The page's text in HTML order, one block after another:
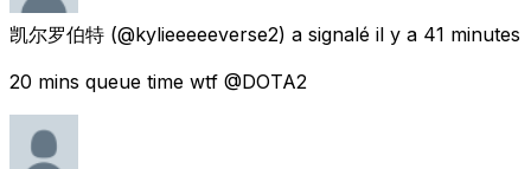
凯尔罗伯特 (@kylieeeeeverse2) a signalé il y a 41 minutes
20 mins queue time wtf @DOTA2